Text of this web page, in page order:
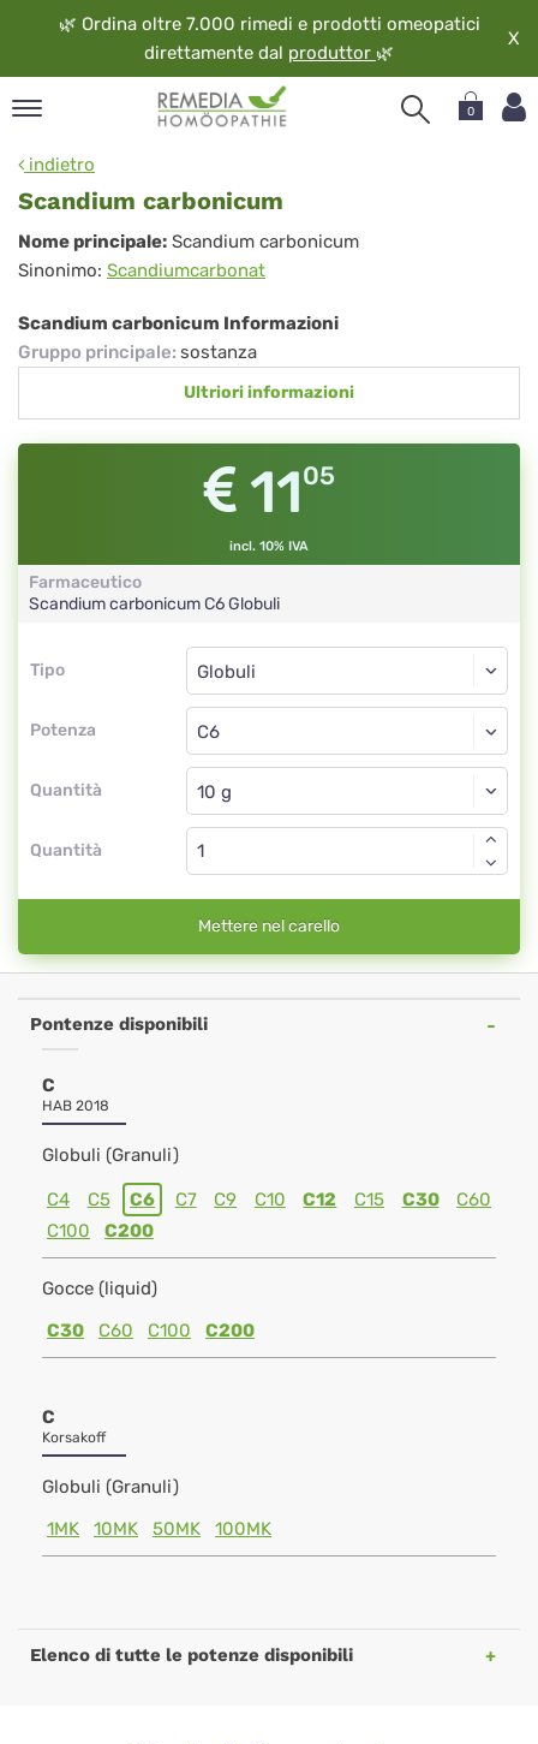
🌿 Ordina oltre 7.000 rimedi e prodotti omeopatici
direttamente dal produttor 🌿
X
0
indietro
Scandium carbonicum
Scandium
carbonicum
Nome principale: Scandium carbonicum
Sinonimo: Scandiumcarbonat
Scandium carbonicum Informazioni
Gruppo principale: sostanza
Ultriori informazioni
1105
incl. 10% IVA
Farmaceutico
Scandium carbonicumC6Globuli
Tipo
Tipo
Potenza
Globuli
C6
Quantità
Globuli
Quantità
Mettere nel carello
Pontenze disponibili
C
HAB 2018
Globuli (Granuli)
C4 C5 C6 C7 C9 C10 C12 C15 C30
C60
C100
C200
Gocce (liquid)
C30
C60 C100 C200
C
Korsakoff
Globuli (Granuli)
1MK
10MK 50MK 100MK
Elenco di tutte le potenze disponibili